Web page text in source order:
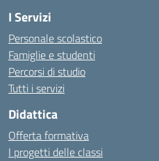
I Servizi
Personale scolastico
Famiglie e studenti
Percorsi di studio
Tutti i servizi
Didattica
Offerta formativa
I progetti delle classi